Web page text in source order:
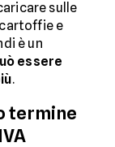
sulle
e
è un
essere
.
termine